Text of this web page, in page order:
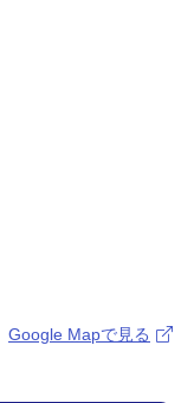
Google Mapで見る